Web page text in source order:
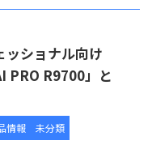
ッショナル向け
PRO R9700」と
情報 未分類